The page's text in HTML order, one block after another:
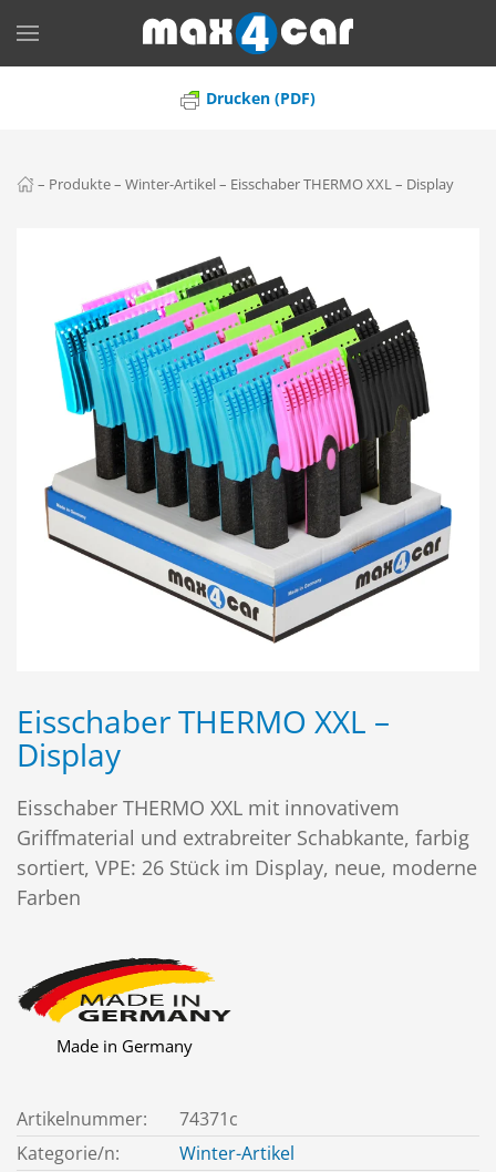
Skip to main content
Drucken (PDF)
– Produkte– Winter-Artikel– Eisschaber THERMO XXL – Display
Eisschaber THERMO XXL –
Display
Eisschaber THERMO XXL mit innovativem
Griffmaterial und extrabreiter Schabkante, farbig
sortiert, VPE: 26 Stück im Display, neue, moderne
Farben
Made in Germany
Artikelnummer:
74371c
Kategorie/n:
Winter-Artikel